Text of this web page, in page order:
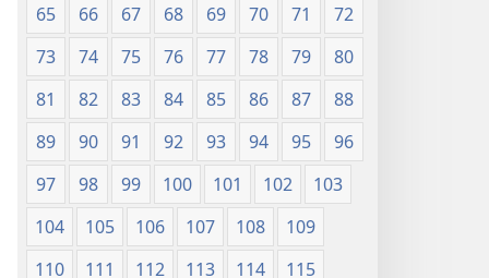
65
66 67 68 69 70 71
72
73
74 75 76 77 78 79
80
81
82 83 84 85 86 87
88
89
90 91 92 93 94 95
96
97
98 99 100 101 102
103
104
105 106 107 108
109
110
111 112 113 114
115